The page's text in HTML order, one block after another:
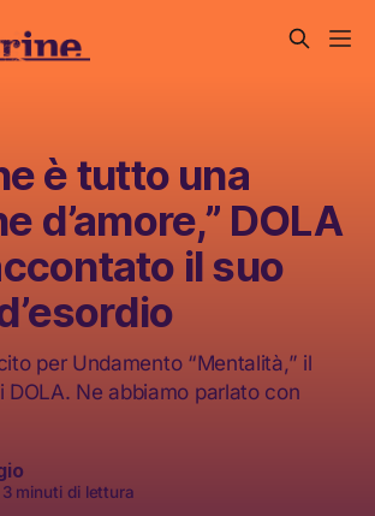
è tutto una
d’amore,” DOLA
il suo
per Undamento “Mentalità,” il
DOLA. Ne abbiamo parlato con
minuti di lettura